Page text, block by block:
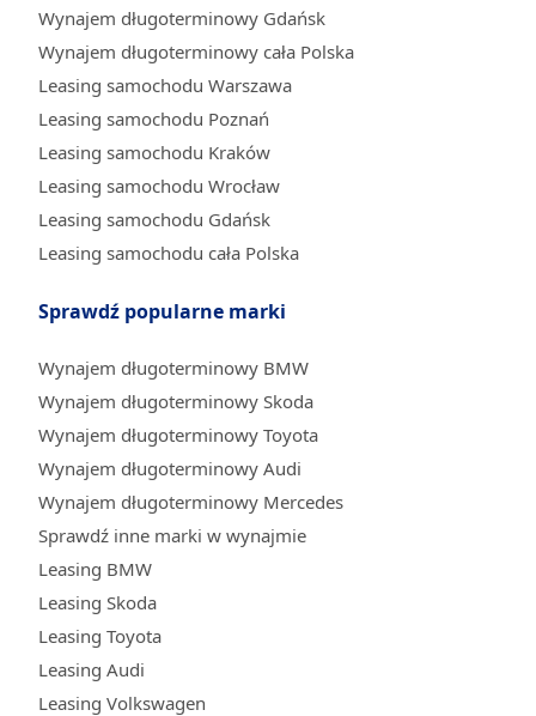
Wynajem długoterminowy Gdańsk
Wynajem długoterminowy cała Polska
Leasing samochodu Warszawa
Leasing samochodu Poznań
Leasing samochodu Kraków
Leasing samochodu Wrocław
Leasing samochodu Gdańsk
Leasing samochodu cała Polska
Sprawdź popularne marki
Wynajem długoterminowy BMW
Wynajem długoterminowy Skoda
Wynajem długoterminowy Toyota
Wynajem długoterminowy Audi
Wynajem długoterminowy Mercedes
Sprawdź inne marki w wynajmie
Leasing BMW
Leasing Skoda
Leasing Toyota
Leasing Audi
Leasing Volkswagen